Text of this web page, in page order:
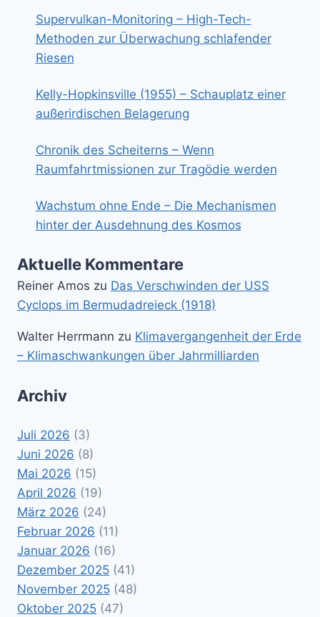
Supervulkan-Monitoring – High-Tech-
Methoden zur Überwachung schlafender
Riesen
Kelly-Hopkinsville (1955) – Schauplatz einer
außerirdischen Belagerung
Chronik des Scheiterns – Wenn
Raumfahrtmissionen zur Tragödie werden
Wachstum ohne Ende – Die Mechanismen
hinter der Ausdehnung des Kosmos
Aktuelle Kommentare
Reiner Amos zu Das Verschwinden der USS
Cyclops im Bermudadreieck (1918)
Walter Herrmann zu Klimavergangenheit der Erde
– Klimaschwankungen über Jahrmilliarden
Archiv
Juli 2026 (3)
Juni 2026 (8)
Mai 2026 (15)
April 2026 (19)
März 2026 (24)
Februar 2026 (11)
Januar 2026 (16)
Dezember 2025 (41)
November 2025 (48)
Oktober 2025 (47)